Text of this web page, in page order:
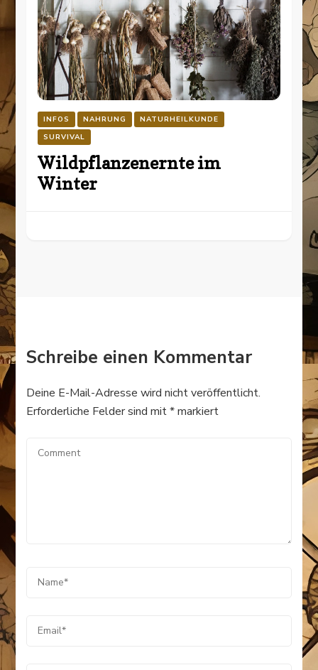
INFOS NAHRUNG
NATURHEILKUNDE
SURVIVAL
Wildpflanzenernte im
Winter
Schreibe einen Kommentar
Deine E-Mail-Adresse wird nicht veröffentlicht.
Erforderliche Felder sind mit*markiert